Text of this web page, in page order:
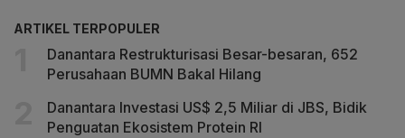
ARTIKEL TERPOPULER
Danantara Restrukturisasi Besar-besaran, 652
Perusahaan BUMN Bakal Hilang
Danantara Investasi US$ 2,5 Miliar di JBS, Bidik
Penguatan Ekosistem Protein RI